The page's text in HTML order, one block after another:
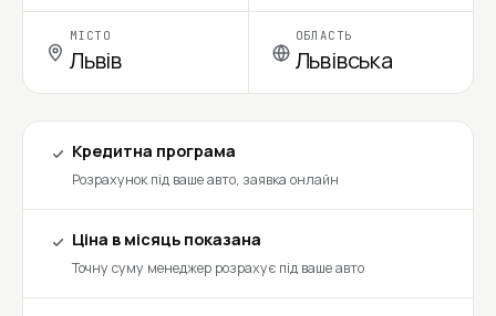
МІСТО
Львів
ОБЛАСТЬ
Львівська
Кредитна програма
Розрахунок під ваше авто, заявка онлайн
Ціна в місяць показана
Точну суму менеджер розрахує під ваше авто